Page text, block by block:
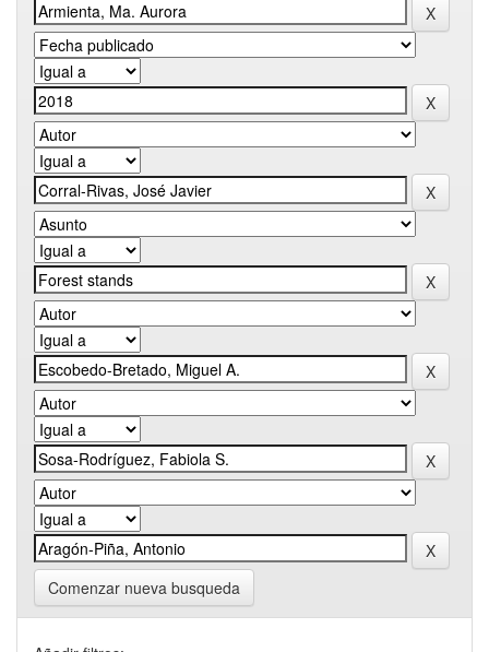
Comenzar nueva busqueda